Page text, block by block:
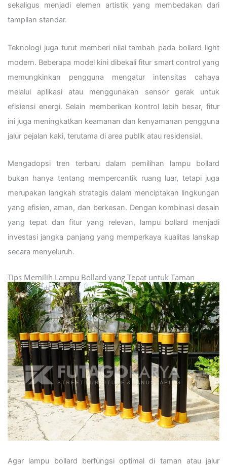
sekaligus menjadi elemen artistik yang membedakan dari
tampilan standar.
Teknologi juga turut memberi nilai tambah pada bollard light
modern. Beberapa model kini dibekali fitur smart control yang
memungkinkan pengguna mengatur intensitas cahaya
melalui aplikasi atau menggunakan sensor gerak untuk
efisiensi energi. Selain memberikan kontrol lebih besar, fitur
ini juga meningkatkan keamanan dan kenyamanan pengguna
jalur pejalan kaki, terutama di area publik atau residensial.
Mengadopsi tren terbaru dalam pemilihan lampu bollard
bukan hanya tentang mempercantik ruang luar, tetapi juga
merupakan langkah strategis dalam menciptakan lingkungan
yang efisien, aman, dan berkesan. Dengan kombinasi desain
yang tepat dan fitur yang relevan, lampu bollard menjadi
investasi jangka panjang yang memperkaya kualitas lanskap
secara menyeluruh.
Tips Memilih Lampu Bollard yang Tepat untuk Taman
Agar lampu bollard berfungsi optimal di taman atau jalur